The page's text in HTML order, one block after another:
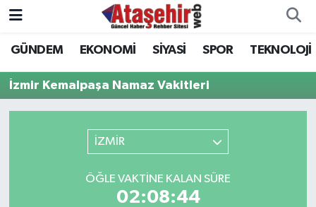
GÜNDEM EKONOMİ SİYASİ SPOR TEKNOLOJİ
İzmir Kemalpaşa Namaz Vakitleri
İZMİR
ÖĞLE VAKTINE KALAN SÜRE
02:08:44
Hava Durumu
Trafik Durumu
Son Dakika Haberleri